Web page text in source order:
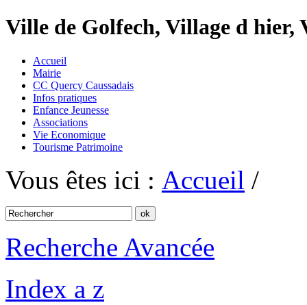
Ville de Golfech, Village d
Accueil
Mairie
CC Quercy Caussadais
Infos pratiques
Enfance Jeunesse
Associations
Vie Economique
Tourisme Patrimoine
Vous êtes ici : Accueil /
Recherche Avancée
Index a z